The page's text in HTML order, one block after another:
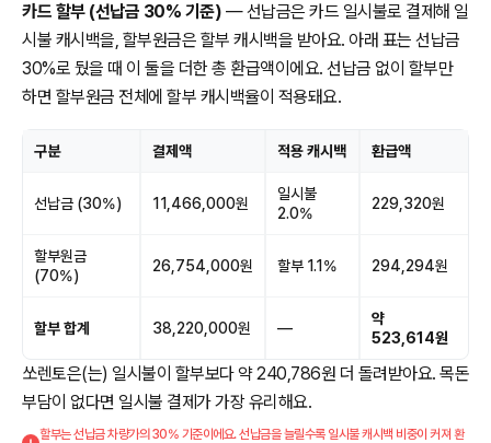
카드 할부 (선납금 30% 기준) — 선납금은 카드 일시불로 결제해 일
시불 캐시백을, 할부원금은 할부 캐시백을 받아요. 아래 표는 선납금
30%로 뒀을 때 이 둘을 더한 총 환급액이에요. 선납금 없이 할부만
하면 할부원금 전체에 할부 캐시백율이 적용돼요.
구분 결제액 적용 캐시백 환급액
선납금 (30%) 11,466,000원
일시불
2.0%
229,320원
할부원금
(70%)
26,754,000원 할부 1.1% 294,294원
할부 합계 38,220,000원 —
약
523,614원
쏘렌토은(는) 일시불이 할부보다 약 240,786원 더 돌려받아요. 목돈
부담이 없다면 일시불 결제가 가장 유리해요.
할부는 선납금 차량가의 30% 기준이에요. 선납금을 늘릴수록 일시불 캐시백 비중이 커져 환